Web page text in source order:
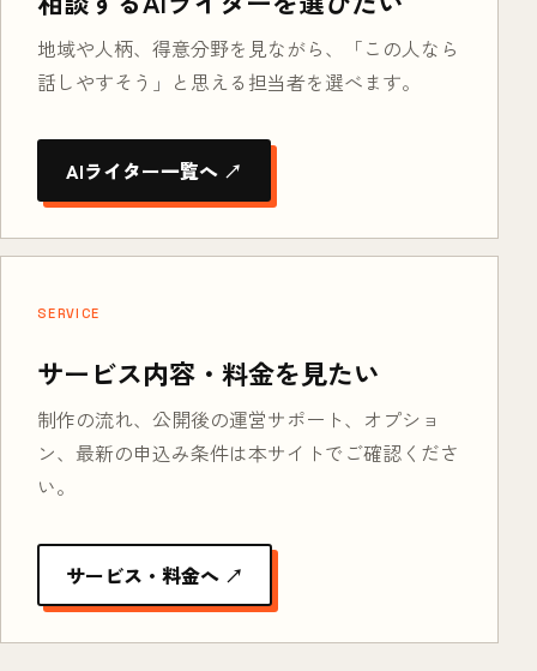
地域や人柄、得意分野を見ながら、「この人なら
話しやすそう」と思える担当者を選べます。
AIライター一覧へ ↗
SERVICE
サービス内容・料金を見たい
制作の流れ、公開後の運営サポート、オプショ
ン、最新の申込み条件は本サイトでご確認くださ
い。
サービス・料金へ ↗